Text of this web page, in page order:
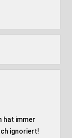
hat immer
ignoriert!